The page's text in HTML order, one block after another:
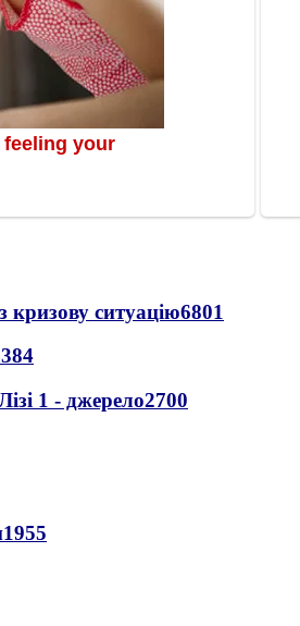
кризову ситуацію6801
1 - джерело2700
1955